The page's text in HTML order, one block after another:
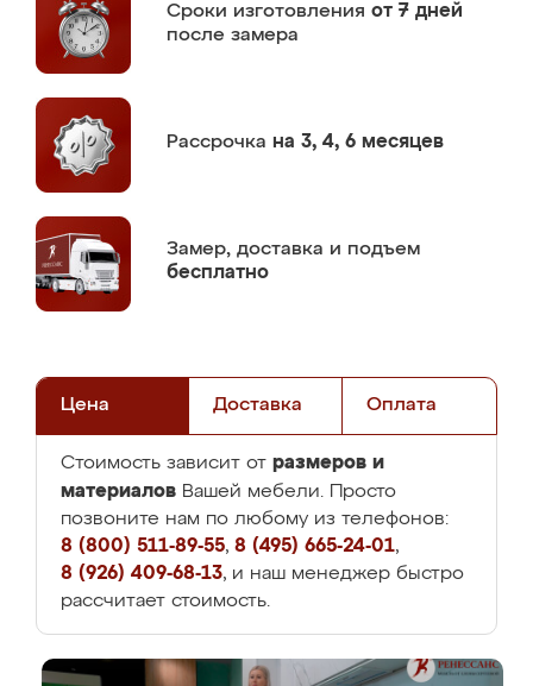
Сроки изготовления от 7 дней
после замера
Рассрочка на 3, 4, 6 месяцев
Замер, доставка и подъем
бесплатно
Цена Доставка Оплата
Стоимость зависит от размеров и
материалов Вашей мебели. Просто
позвоните нам по любому из телефонов:
8 (800) 511-89-55, 8 (495) 665-24-01,
8 (926) 409-68-13, и наш менеджер быстро
рассчитает стоимость.